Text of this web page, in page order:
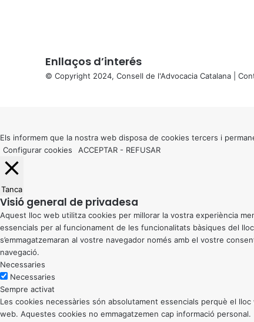
Enllaços d’interés
© Copyright 2024, Consell de l'Advocacia Catalana |
button
Els informem que la nostra web disposa de cookies tercers i
Configurar cookies
ACCEPTAR - REFUSAR
Tanca
Visió general de privadesa
Aquest lloc web utilitza cookies per millorar la vostra experiència
essencials per al funcionament de les funcionalitats bàsiques del
s’emmagatzemaran al vostre navegador només amb el vostre
navegació.
Necessaries
Necessaries
Sempre activat
Les cookies necessàries són absolutament essencials perquè el
web. Aquestes cookies no emmagatzemen cap informació personal.